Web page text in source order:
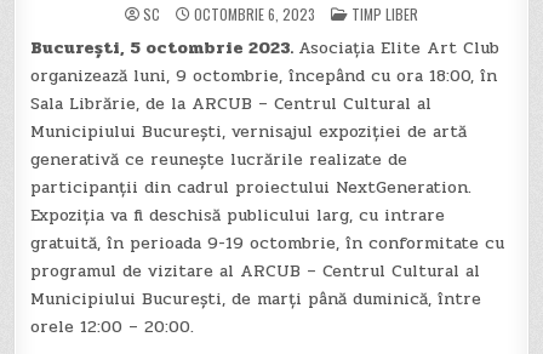
SC OCTOMBRIE 6, 2023 POSTED
IN
TIMP LIBER
București, 5 octombrie 2023. Asociația Elite Art Club
organizează luni, 9 octombrie, începând cu ora 18:00, în
Sala Librărie, de la ARCUB – Centrul Cultural al
Municipiului București, vernisajul expoziției de artă
generativă ce reunește lucrările realizate de
participanții din cadrul proiectului NextGeneration.
Expoziția va fi deschisă publicului larg, cu intrare
gratuită, în perioada 9-19 octombrie, în conformitate cu
programul de vizitare al ARCUB – Centrul Cultural al
Municipiului București, de marți până duminică, între
orele 12:00 – 20:00.